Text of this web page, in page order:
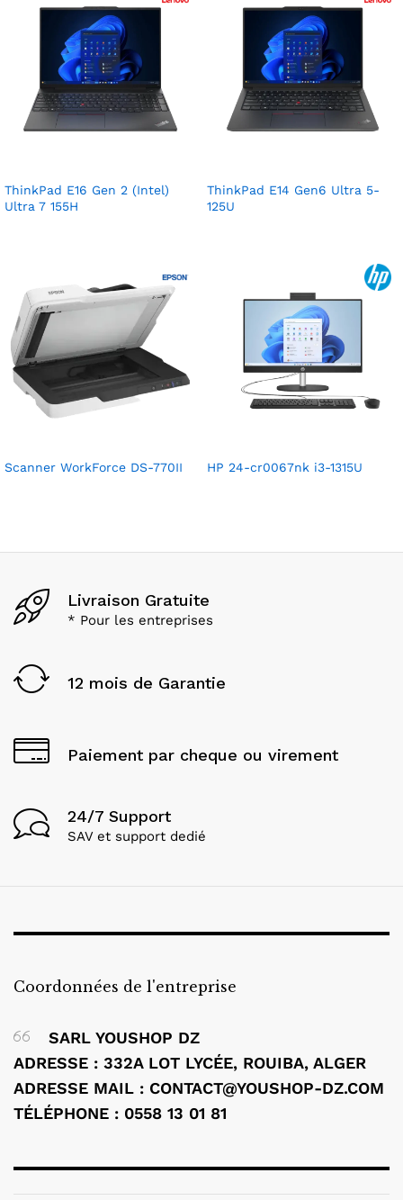
ThinkPad E16 Gen 2 (Intel)
Ultra 7 155H
ThinkPad E14 Gen6 Ultra 5-
125U
Scanner WorkForce DS-770II HP 24-cr0067nk i3-1315U
Livraison Gratuite
* Pour les entreprises
12 mois de Garantie
Paiement par cheque ou virement
24/7 Support
SAV et support dedié
Coordonnées de l'entreprise
SARL YOUSHOP DZ
ADRESSE : 332A LOT LYCÉE, ROUIBA, ALGER
ADRESSE MAIL : CONTACT@YOUSHOP-DZ.COM
TÉLÉPHONE : 0558 13 01 81